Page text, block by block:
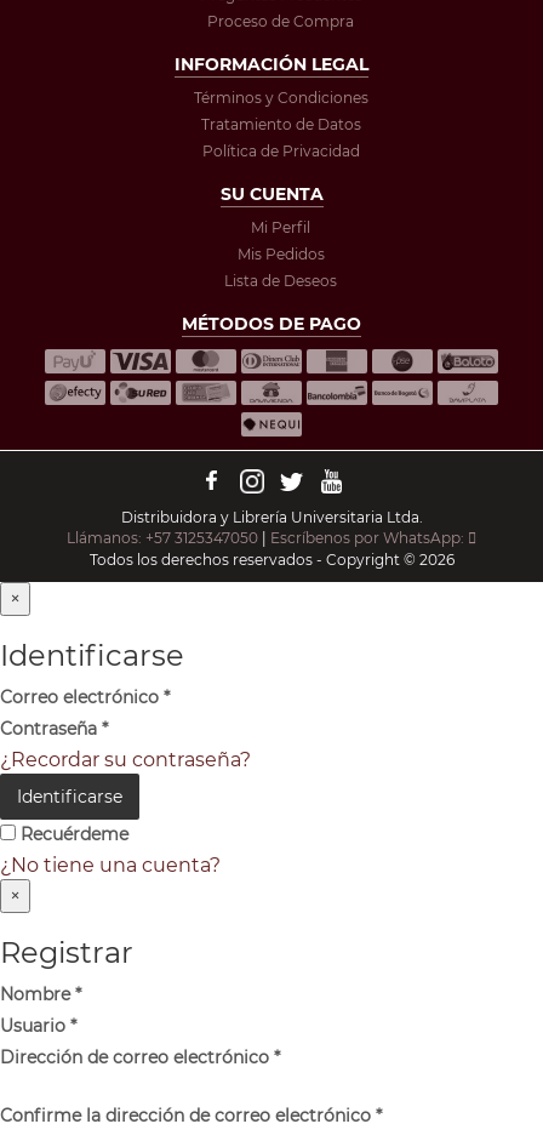
Proceso de Compra
INFORMACIÓN LEGAL
Términos y Condiciones
Tratamiento de Datos
Política de Privacidad
SU CUENTA
Mi Perfil
Mis Pedidos
Lista de Deseos
MÉTODOS DE PAGO
Distribuidora y Librería Universitaria Ltda.
Llámanos: +57 3125347050
Escríbenos por WhatsApp:
Todos los derechos reservados - Copyright © 2026
×
Identificarse
Correo electrónico *
Contraseña *
¿Recordar su contraseña?
Identificarse
Recuérdeme
¿No tiene una cuenta?
×
Registrar
Nombre*
Usuario *
Dirección de correo electrónico *
Confirme la dirección de correo electrónico *